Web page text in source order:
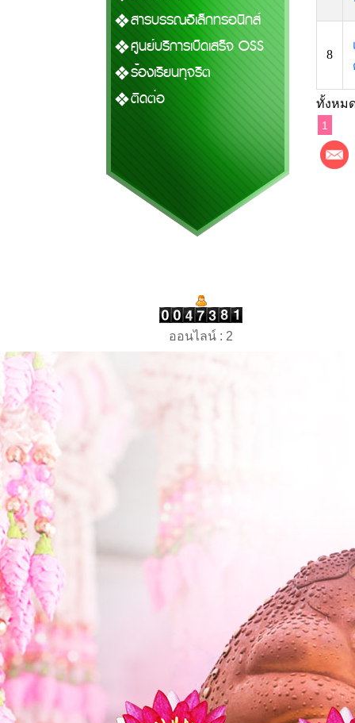
สารบรรณอิเล็กทรอนิกส์
ศูนย์บริการเบ็ดเสร็จ OSS
ร้องเรียนทุจริต
ติดต่อ
ออนไลน์ : 2
8
ทั้งหม
1